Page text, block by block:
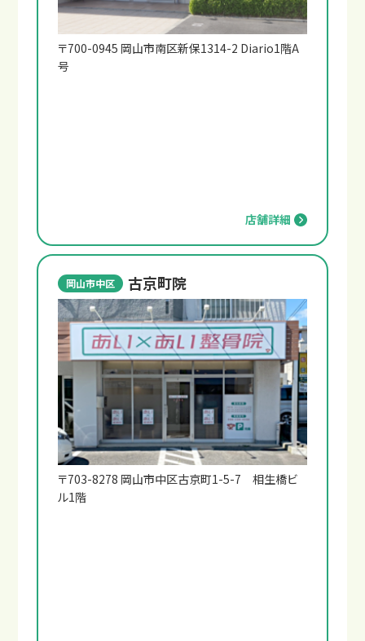
〒700-0945 岡山市南区新保1314-2 Diario1階A
号
店舗詳細
岡山市中区 古京町院
〒703-8278 岡山市中区古京町1-5-7 相生橋ビ
ル1階